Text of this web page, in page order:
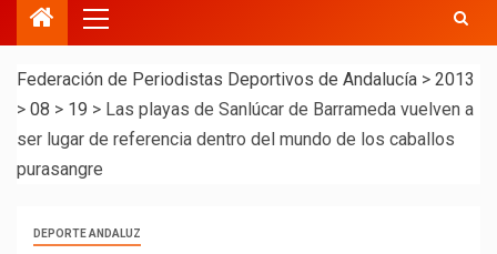
Federación de Periodistas Deportivos de Andalucía > 2013
> 08 > 19 > Las playas de Sanlúcar de Barrameda vuelven a
ser lugar de referencia dentro del mundo de los caballos
purasangre
DEPORTE ANDALUZ